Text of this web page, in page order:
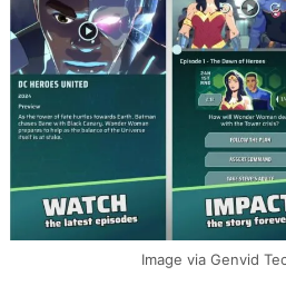
Image via Genvid